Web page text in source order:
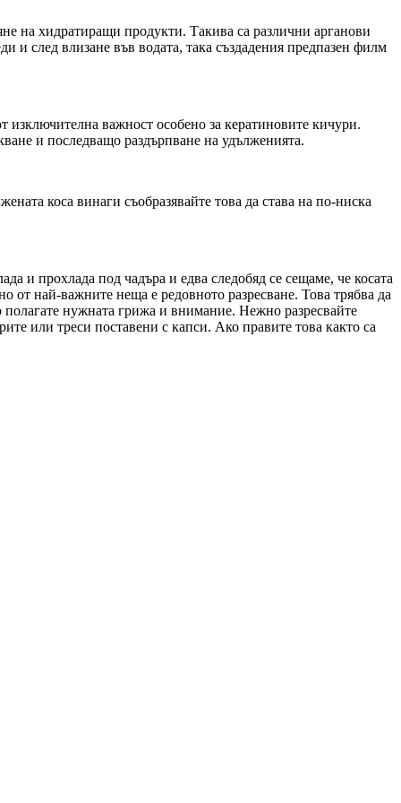
на хидратиращи продукти. Такива са различни арганови
и след влизане във водата, така създадения предпазен филм
изключителна важност особено за кератиновите кичури.
и последващо раздърпване на удълженията.
коса винаги съобразявайте това да става на по-ниска
и прохлада под чадъра и едва следобяд се сещаме, че косата
най-важните неща е редовното разресване. Това трябва да
полагате нужната грижа и внимание. Нежно разресвайте
или треси поставени с капси. Ако правите това както са